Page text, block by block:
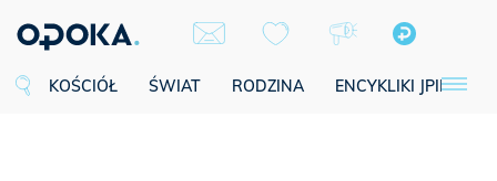
KOŚCIÓŁ ŚWIAT RODZINA ENCYKLIKI JPII